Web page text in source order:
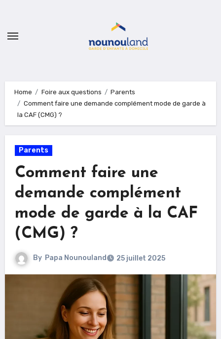
content
Home Foire aux questions
Parents
Comment faire une demande complément mode de garde à
la CAF (CMG) ?
Parents
Comment faire une
demande complément
mode de garde à la CAF
(CMG) ?
By Papa Nounouland 25 juillet 2025